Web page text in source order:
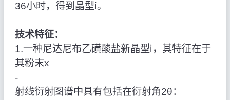
36小时，得到晶型ⅰ。
技术特征：
1.一种尼达尼布乙磺酸盐新晶型ⅰ，其特征在于
其粉末x
‑
射线衍射图谱中具有包括在衍射角2θ：